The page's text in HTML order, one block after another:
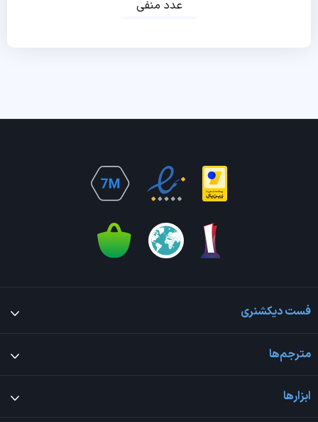
عدد منفی
فست دیکشنری
مترجم‌ها
ابزارها